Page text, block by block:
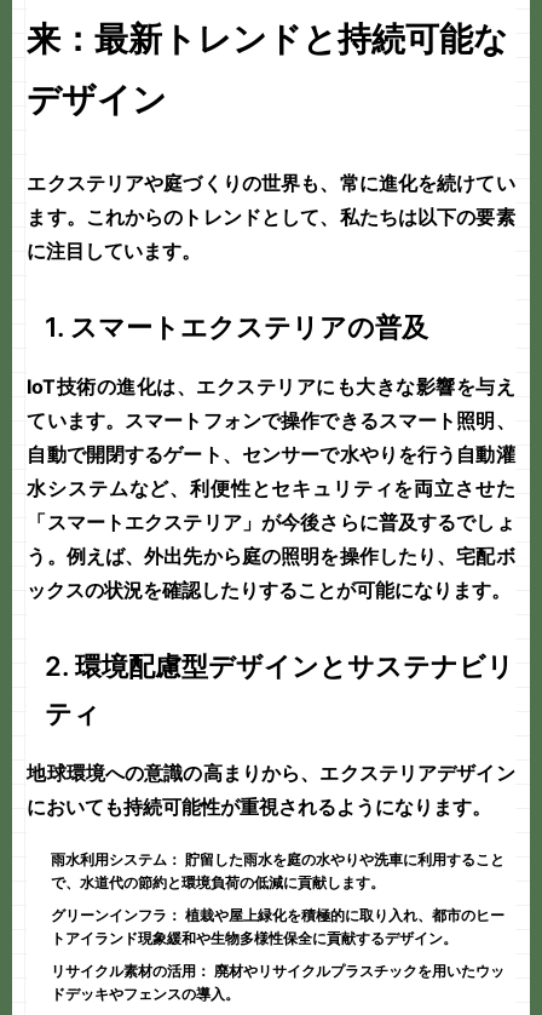
来：最新トレンドと持続可能な
デザイン
エクステリアや庭づくりの世界も、常に進化を続けてい
ます。これからのトレンドとして、私たちは以下の要素
に注目しています。
1. スマートエクステリアの普及
IoT技術の進化は、エクステリアにも大きな影響を与え
ています。スマートフォンで操作できるスマート照明、
自動で開閉するゲート、センサーで水やりを行う自動灌
水システムなど、利便性とセキュリティを両立させた
「スマートエクステリア」が今後さらに普及するでしょ
う。例えば、外出先から庭の照明を操作したり、宅配ボ
ックスの状況を確認したりすることが可能になります。
2. 環境配慮型デザインとサステナビリ
ティ
地球環境への意識の高まりから、エクステリアデザイン
においても持続可能性が重視されるようになります。
雨水利用システム： 貯留した雨水を庭の水やりや洗車に利用すること
で、水道代の節約と環境負荷の低減に貢献します。
グリーンインフラ： 植栽や屋上緑化を積極的に取り入れ、都市のヒー
トアイランド現象緩和や生物多様性保全に貢献するデザイン。
リサイクル素材の活用： 廃材やリサイクルプラスチックを用いたウッ
ドデッキやフェンスの導入。